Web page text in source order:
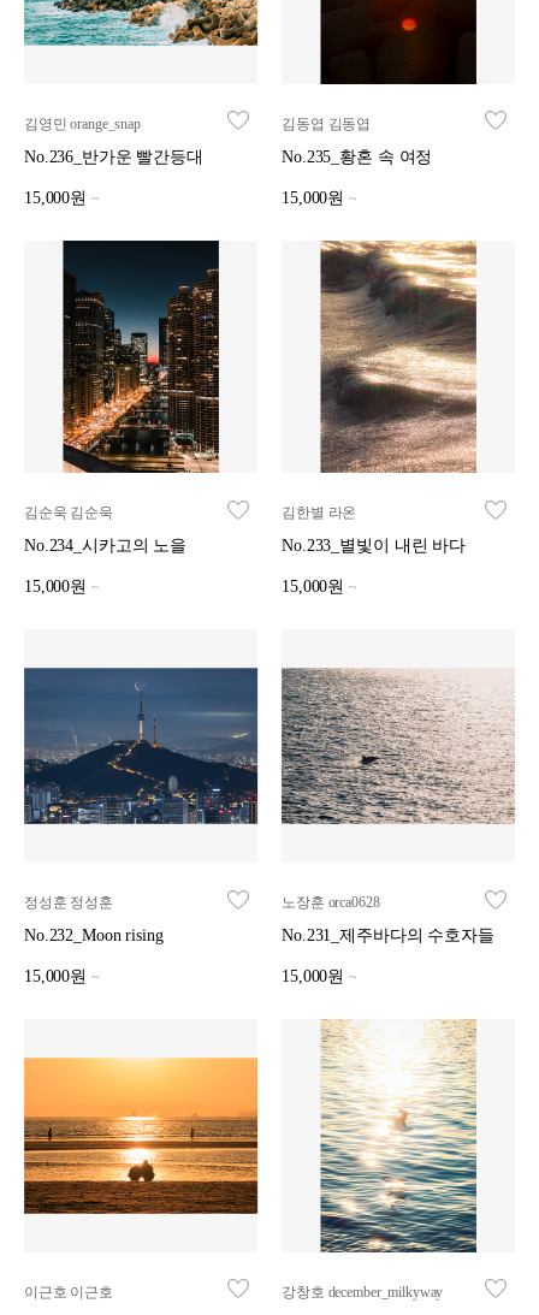
김영민 orange_snap
No.236_반가운 빨간등대
15,000원 ~
김동엽 김동엽
No.235_황혼 속 여정
15,000원~
김순욱 김순욱
No.234_시카고의 노을
15,000원 ~
김한별 라온
No.233_별빛이 내린 바다
15,000원~
정성훈 정성훈
No.232_Moon rising
15,000원 ~
노장훈 orca0628
No.231_제주바다의 수호자들
15,000원~
이근호 이근호 강창호 december_milkyway